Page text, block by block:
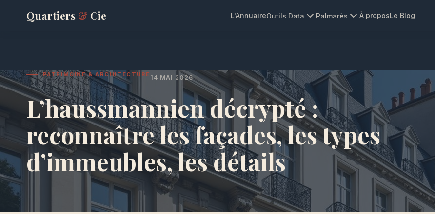
Quartiers & Cie L'AnnuaireOutils Data Palmarès À proposLe Blog
PATRIMOINE & ARCHITECTURE 14 MAI 2026
L’haussmannien décrypté :
reconnaître les façades, les types
d’immeubles, les détails